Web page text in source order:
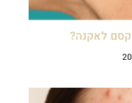
קסם לאקנה?